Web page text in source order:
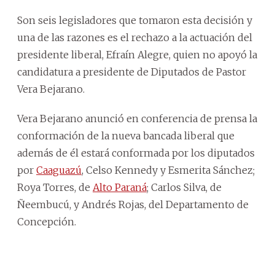
Son seis legisladores que tomaron esta decisión y
una de las razones es el rechazo a la actuación del
presidente liberal, Efraín Alegre, quien no apoyó la
candidatura a presidente de Diputados de Pastor
Vera Bejarano.
Vera Bejarano anunció en conferencia de prensa la
conformación de la nueva bancada liberal que
además de él estará conformada por los diputados
por Caaguazú, Celso Kennedy y Esmerita Sánchez;
Roya Torres, de Alto Paraná; Carlos Silva, de
Ñeembucú, y Andrés Rojas, del Departamento de
Concepción.